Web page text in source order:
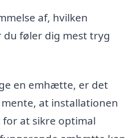
af, hvilken
føler dig mest tryg
en emhætte, er det
at installationen
for at sikre optimal